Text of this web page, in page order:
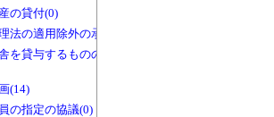
の貸付(0)
法の適用除外の承認(1)
を貸与するものの指定の協議
(14)
の指定の協議(0)